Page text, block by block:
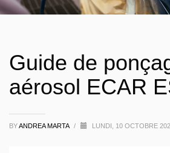
Guide de
aérosol ECAR
BYANDREA MARTA / LUNDI, 10 OCTOBRE